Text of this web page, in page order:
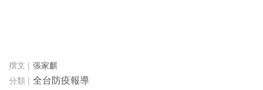
張家麒
全台防疫報導